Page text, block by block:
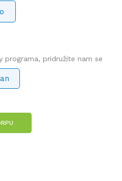
programa, pridružite nam se